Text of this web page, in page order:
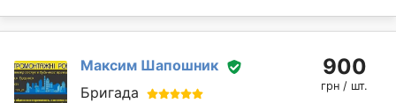
Максим Шапошник
Бригада
900
грн / шт.